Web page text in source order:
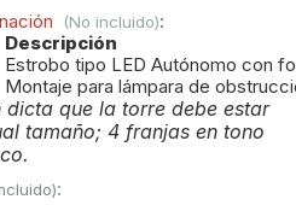
(No incluido):
Descripción
Estrobo tipo LED Autónomo con
Montaje para lámpara de
que la torre debe estar
tamaño; 4 franjas en tono
: